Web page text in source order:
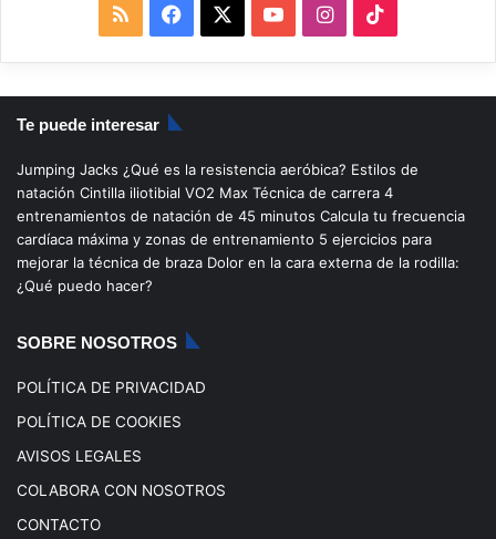
S
S
a
c
b
o
o
u
u
b
I
n
s
a
g
i
k
o
k
Te puede interesar
Jumping Jacks ¿Qué es la resistencia aeróbica? Estilos de
natación Cintilla iliotibial VO2 Max Técnica de carrera 4
entrenamientos de natación de 45 minutos Calcula tu frecuencia
cardíaca máxima y zonas de entrenamiento 5 ejercicios para
mejorar la técnica de braza Dolor en la cara externa de la rodilla:
¿Qué puedo hacer?
SOBRE NOSOTROS
POLÍTICA DE PRIVACIDAD
POLÍTICA DE COOKIES
AVISOS LEGALES
COLABORA CON NOSOTROS
CONTACTO